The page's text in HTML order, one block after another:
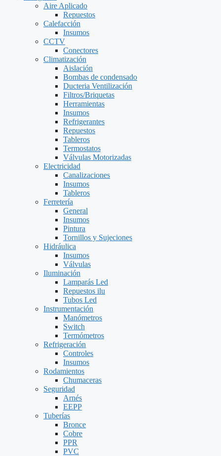
Aire Aplicado
Repuestos
Calefacción
Insumos
CCTV
Conectores
Climatización
Aislación
Bombas de condensado
Ducteria Ventilización
Filtros/Briquetas
Herramientas
Insumos
Refrigerantes
Repuestos
Tableros
Termostatos
Válvulas Motorizadas
Electricidad
Canalizaciones
Insumos
Tableros
Ferretería
General
Insumos
Pintura
Tornillos y Sujeciones
Hidráulica
Insumos
Válvulas
Iluminación
Lamparás Led
Repuestos ilu
Tubos Led
Instrumentación
Manómetros
Switch
Termómetros
Refrigeración
Controles
Insumos
Rodamientos
Chumaceras
Seguridad
Arnés
EEPP
Tuberías
Bronce
Cobre
PPR
PVC